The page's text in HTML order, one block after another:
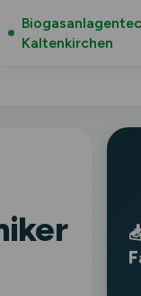
Kaltenkirchen